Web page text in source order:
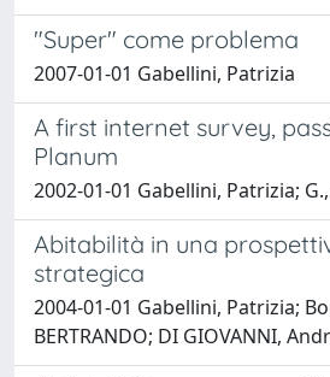
"Super" come problema
2007-01-01 Gabellini, Patrizia
A first internet survey,
Planum
2002-01-01 Gabellini, Patrizia;
Abitabilità in una
strategica
2004-01-01 Gabellini, Patrizia;
BERTRANDO; DI GIOVANNI,